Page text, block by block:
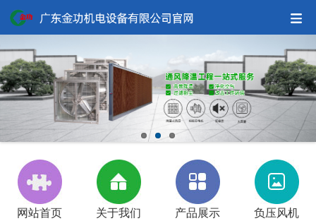
网站首页 关于我们 产品展示 负压风机